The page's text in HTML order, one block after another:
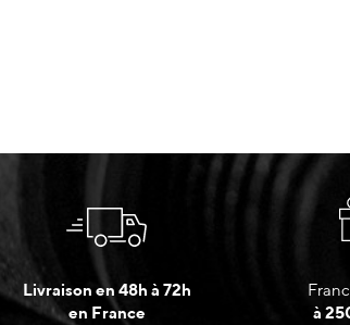
Livraison en 48h à 72h
en France
à